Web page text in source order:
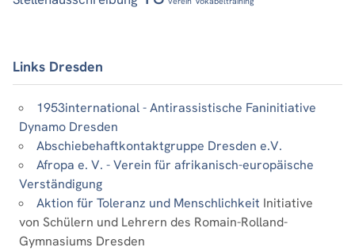
Links Dresden
1953international - Antirassistische Faninitiative
Dynamo Dresden
Abschiebehaftkontaktgruppe Dresden e.V.
Afropa e. V. - Verein für afrikanisch-europäische
Verständigung
Aktion für Toleranz und Menschlichkeit Initiative
von Schülern und Lehrern des Romain-Rolland-
Gymnasiums Dresden